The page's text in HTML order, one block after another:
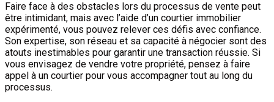
Faire face à des obstacles lors du processus de vente peut
être intimidant, mais avec l’aide d’un courtier immobilier
expérimenté, vous pouvez relever ces défis avec confiance.
Son expertise, son réseau et sa capacité à négocier sont des
atouts inestimables pour garantir une transaction réussie. Si
vous envisagez de vendre votre propriété, pensez à faire
appel à un courtier pour vous accompagner tout au long du
processus.